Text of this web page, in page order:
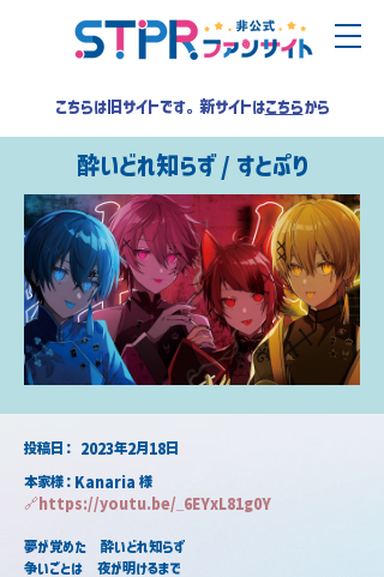
こちらは旧サイトです。新サイトはこちらから
酔いどれ知らず / すとぷり
2023年2月18日
​投稿日：
本家様：Kanaria 様
🔗https://youtu.be/_6EYxL81g0Y
夢が覚めた　酔いどれ知らず
争いごとは　夜が明けるまで